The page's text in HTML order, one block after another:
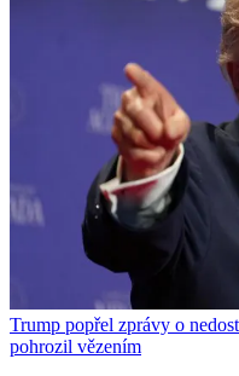
Trump popřel zprávy o
pohrozil vězením